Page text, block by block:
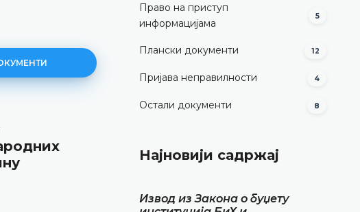
институција БиХ и
обавеза БиХ за 2024. годину
Право на приступ
информацијама
5
Плански документи 12
Пријава неправилности 4
Остали документи 8
Најновији садржај
Извод из Закона о буџету